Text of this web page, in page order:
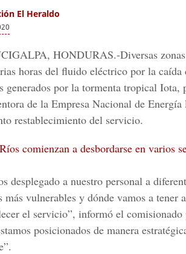
El Heraldo
HONDURAS.-Diversas
horas del fluido eléctrico por la caída
generados por la tormenta tropical
de la Empresa Nacional de
restablecimiento del servicio.
Ríos comienzan a desbordarse en varios
desplegado a nuestro personal a
más vulnerables y dónde vamos a tener
el servicio”, informó el
posicionados de manera